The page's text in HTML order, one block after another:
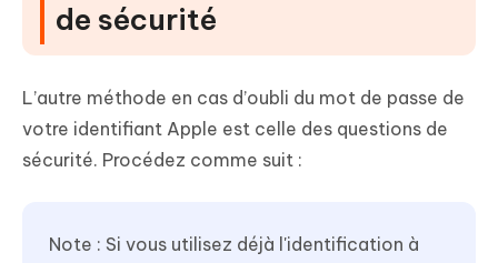
de sécurité
L’autre méthode en cas d’oubli du mot de passe de
votre identifiant Apple est celle des questions de
sécurité. Procédez comme suit :
Note : Si vous utilisez déjà l'identification à